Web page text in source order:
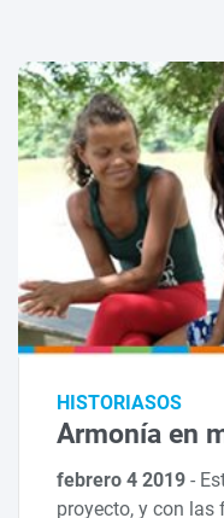
HISTORIASOS
Armonía en
febrero 4 2019-
proyecto, y con